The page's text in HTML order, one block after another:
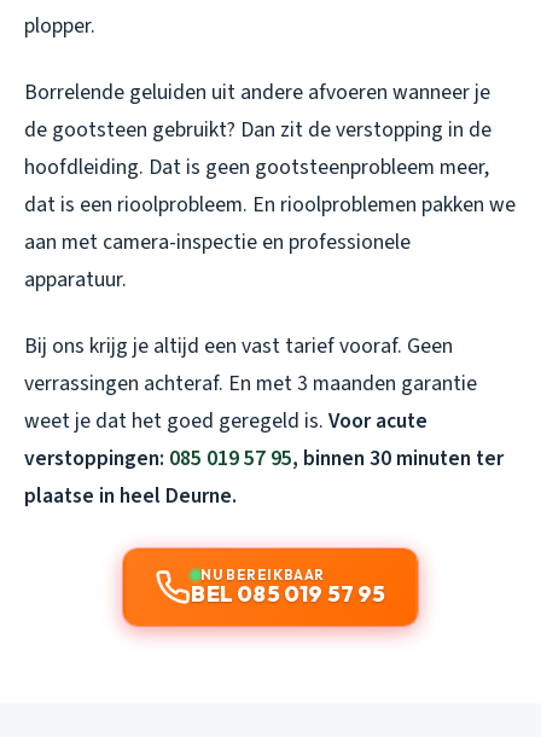
plopper.
Borrelende geluiden uit andere afvoeren wanneer je
de gootsteen gebruikt? Dan zit de verstopping in de
hoofdleiding. Dat is geen gootsteenprobleem meer,
dat is een rioolprobleem. En rioolproblemen pakken we
aan met camera-inspectie en professionele
apparatuur.
Bij ons krijg je altijd een vast tarief vooraf. Geen
verrassingen achteraf. En met 3 maanden garantie
weet je dat het goed geregeld is. Voor acute
verstoppingen: 085 019 57 95, binnen 30 minuten ter
plaatse in heel Deurne.
NU BEREIKBAAR
BEL 085 019 57 95